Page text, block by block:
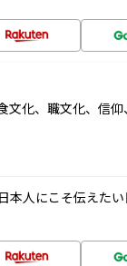
化、職文化、信
本人にこそ伝えた